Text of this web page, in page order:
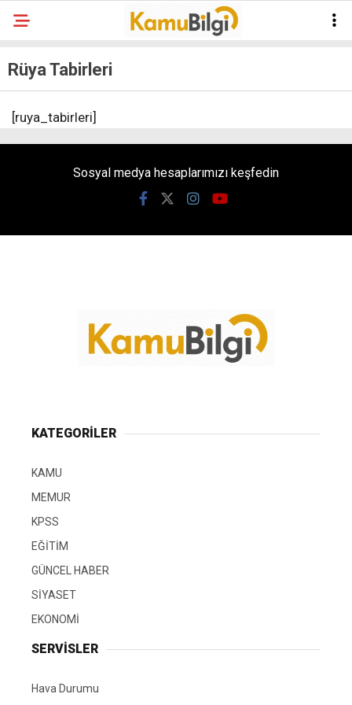
Rüya Tabirleri
[ruya_tabirleri]
Sosyal medya hesaplarımızı keşfedin
KATEGORİLER
KAMU
MEMUR
KPSS
EĞİTİM
GÜNCEL HABER
SİYASET
EKONOMİ
SERVİSLER
Hava Durumu